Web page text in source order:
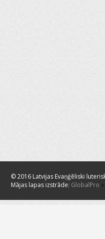
© 2016 Latvijas Evaņģēliski
Mājas lapas izstrāde: GlobalPro »